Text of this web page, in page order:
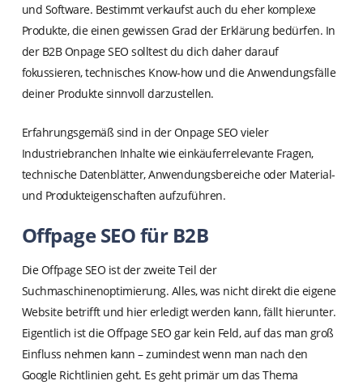
und Software. Bestimmt verkaufst auch du eher komplexe
Produkte, die einen gewissen Grad der Erklärung bedürfen. In
der B2B Onpage SEO solltest du dich daher darauf
fokussieren, technisches Know-how und die Anwendungsfälle
deiner Produkte sinnvoll darzustellen.
Erfahrungsgemäß sind in der Onpage SEO vieler
Industriebranchen Inhalte wie einkäuferrelevante Fragen,
technische Datenblätter, Anwendungsbereiche oder Material-
und Produkteigenschaften aufzuführen.
Offpage SEO für B2B
Die Offpage SEO ist der zweite Teil der
Suchmaschinenoptimierung. Alles, was nicht direkt die eigene
Website betrifft und hier erledigt werden kann, fällt hierunter.
Eigentlich ist die Offpage SEO gar kein Feld, auf das man groß
Einfluss nehmen kann – zumindest wenn man nach den
Google Richtlinien geht. Es geht primär um das Thema